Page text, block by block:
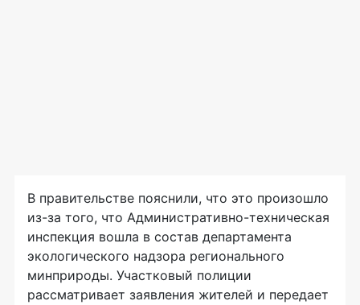
В правительстве пояснили, что это произошло
из-за того, что Административно-техническая
инспекция вошла в состав департамента
экологического надзора регионального
минприроды. Участковый полиции
рассматривает заявления жителей и передает